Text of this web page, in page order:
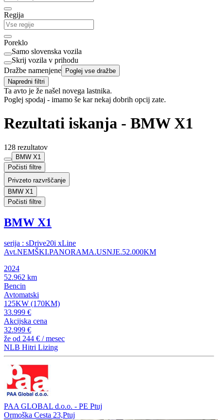
Regija
Poreklo
Samo slovenska vozila
Skrij vozila v prihodu
Dražbe namenjene Poglej vse dražbe
Napredni filtri
Ta avto je že našel novega lastnika.
Poglej spodaj - imamo še kar nekaj dobrih opcij zate.
Rezultati iskanja - BMW X1
128 rezultatov
BMW X1
Počisti filtre
Privzeto razvrščanje
BMW X1
Počisti filtre
BMW X1
serija : sDrive20i xLine
Avt.NEMŠKI.PANORAMA.USNJE.52.000KM
2024
52.962 km
Bencin
Avtomatski
125KW (170KM)
33.999 €
Akcijska cena
32.999 €
že od 244 € / mesec
NLB Hitri Lizing
PAA GLOBAL d.o.o. - PE Ptuj
Ormoška Cesta 23,Ptuj